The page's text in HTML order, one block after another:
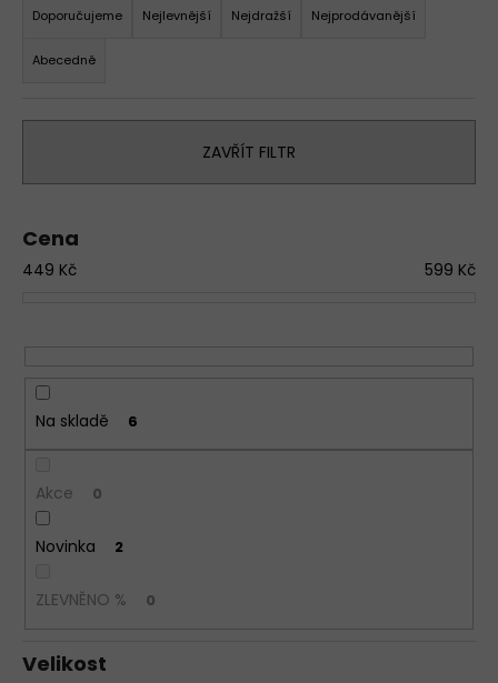
a
r
d
u
Doporučujeme Nejlevnější Nejdražší Nejprodávanější
Abecedně
ZAVŘÍT FILTR
Cena
449 Kč 599 Kč
Na skladě 6
Akce 0
Novinka 2
ZLEVNĚNO % 0
Velikost
?
D
u
č
SIELEI
1343
NEW